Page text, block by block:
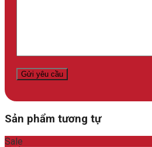
Sản phẩm tương tự
Sale